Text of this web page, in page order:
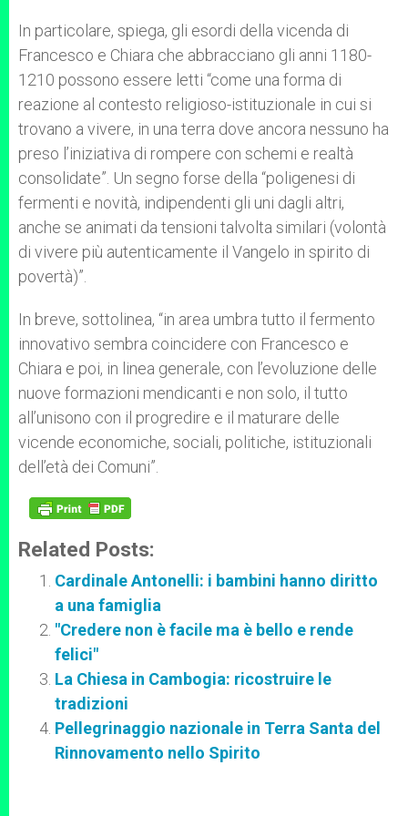
In particolare, spiega, gli esordi della vicenda di
Francesco e Chiara che abbracciano gli anni 1180-
1210 possono essere letti “come una forma di
reazione al contesto religioso-istituzionale in cui si
trovano a vivere, in una terra dove ancora nessuno ha
preso l’iniziativa di rompere con schemi e realtà
consolidate”. Un segno forse della “poligenesi di
fermenti e novità, indipendenti gli uni dagli altri,
anche se animati da tensioni talvolta similari (volontà
di vivere più autenticamente il Vangelo in spirito di
povertà)”.
In breve, sottolinea, “in area umbra tutto il fermento
innovativo sembra coincidere con Francesco e
Chiara e poi, in linea generale, con l’evoluzione delle
nuove formazioni mendicanti e non solo, il tutto
all’unisono con il progredire e il maturare delle
vicende economiche, sociali, politiche, istituzionali
dell’età dei Comuni”.
Related Posts:
Cardinale Antonelli: i bambini hanno diritto
a una famiglia
"Credere non è facile ma è bello e rende
felici"
La Chiesa in Cambogia: ricostruire le
tradizioni
Pellegrinaggio nazionale in Terra Santa del
Rinnovamento nello Spirito